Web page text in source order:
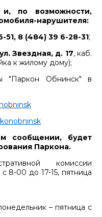
по возможности,
нарушителя:
51, 8 (484) 39 6-28-31;
ул. Звездная, д. 17, каб.
к жилому дому);
"Паркон Обнинск" в
сообщении, будет
Паркона.
комиссии
8-00 до 17-15, пятница
– пятница с